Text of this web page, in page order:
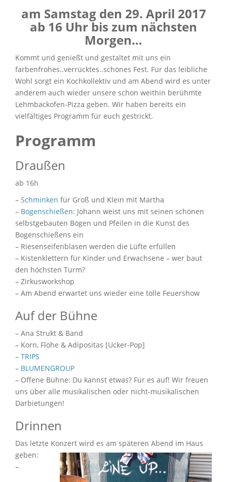
am Samstag den 29. April 2017
ab 16 Uhr bis zum nächsten
Morgen…
Kommt und genießt und gestaltet mit uns ein
farbenfrohes..verrücktes..schönes Fest. Für das leibliche
Wohl sorgt ein Kochkollektiv und am Abend wird es unter
anderem auch wieder unsere schon weithin berühmte
Lehmbackofen-Pizza geben. Wir haben bereits ein
vielfältiges Programm für euch gestrickt.
Programm
Draußen
ab 16h
– Schminken für Groß und Klein mit Martha
– Bogenschießen: Johann weist uns mit seinen schönen
selbstgebauten Bögen und Pfeilen in die Kunst des
Bogenschießens ein
– Riesenseifenblasen werden die Lüfte erfüllen
– Kistenklettern für Kinder und Erwachsene – wer baut
den höchsten Turm?
– Zirkusworkshop
– Am Abend erwartet uns wieder eine tolle Feuershow
Auf der Bühne
– Ana Strukt & Band
– Korn, Flöhe & Adipositas [Ucker-Pop]
– TRIPS
– BLUMENGROUP
– Offene Bühne: Du kannst etwas? Für es auf! Wir freuen
uns über alle musikalischen oder nicht-musikalischen
Darbietungen!
Drinnen
Das letzte Konzert wird es am späteren Abend im Haus
geben:
–